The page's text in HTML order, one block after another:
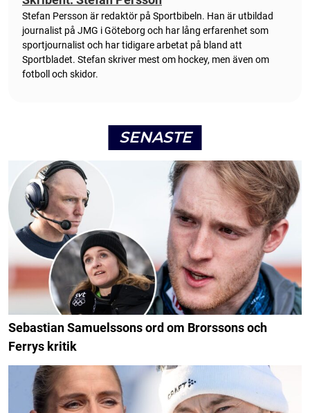
Stefan Persson är redaktör på Sportbibeln. Han är utbildad
journalist på JMG i Göteborg och har lång erfarenhet som
sportjournalist och har tidigare arbetat på bland att
Sportbladet. Stefan skriver mest om hockey, men även om
fotboll och skidor.
SENASTE
Sebastian Samuelssons ord om Brorssons och
Ferrys kritik